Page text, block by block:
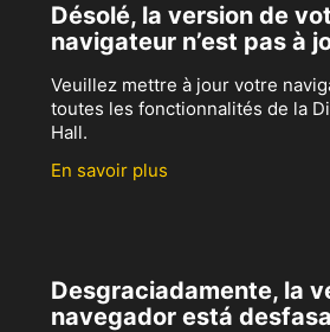
Désolé, la version de
navigateur n’est pas à
Veuillez mettre à jour votre
toutes les fonctionnalités de la
Hall.
En savoir plus
Desgraciadamente, la
navegador está